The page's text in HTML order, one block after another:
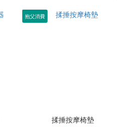
抱父消費
揉捶按摩椅墊